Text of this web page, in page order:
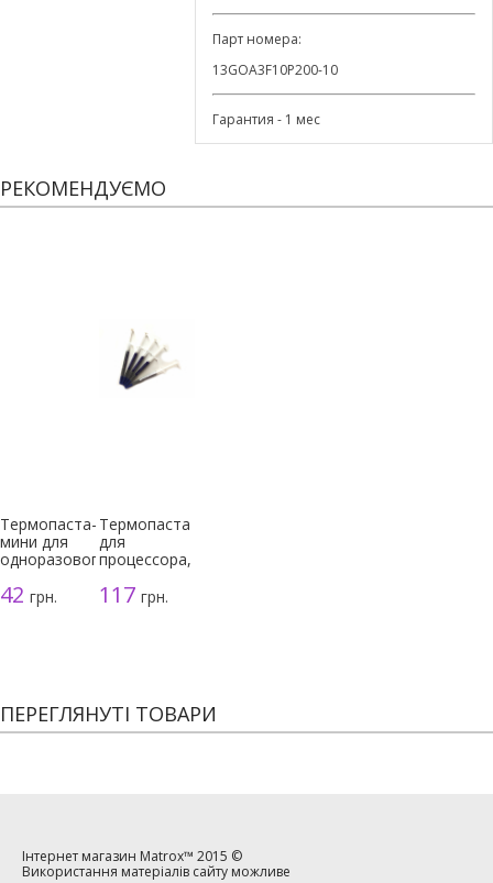
Парт номера:
13GOA3F10P200-10
Гарантия - 1 мес
РЕКОМЕНДУЄМО
Термопаста-
мини для
одноразового
42 грн.
Термопаста
для
процессора,
117грн.
ПЕРЕГЛЯНУТІ ТОВАРИ
Інтернет магазин Matrox™ 2015 ©
Використання матеріалів сайту можливе